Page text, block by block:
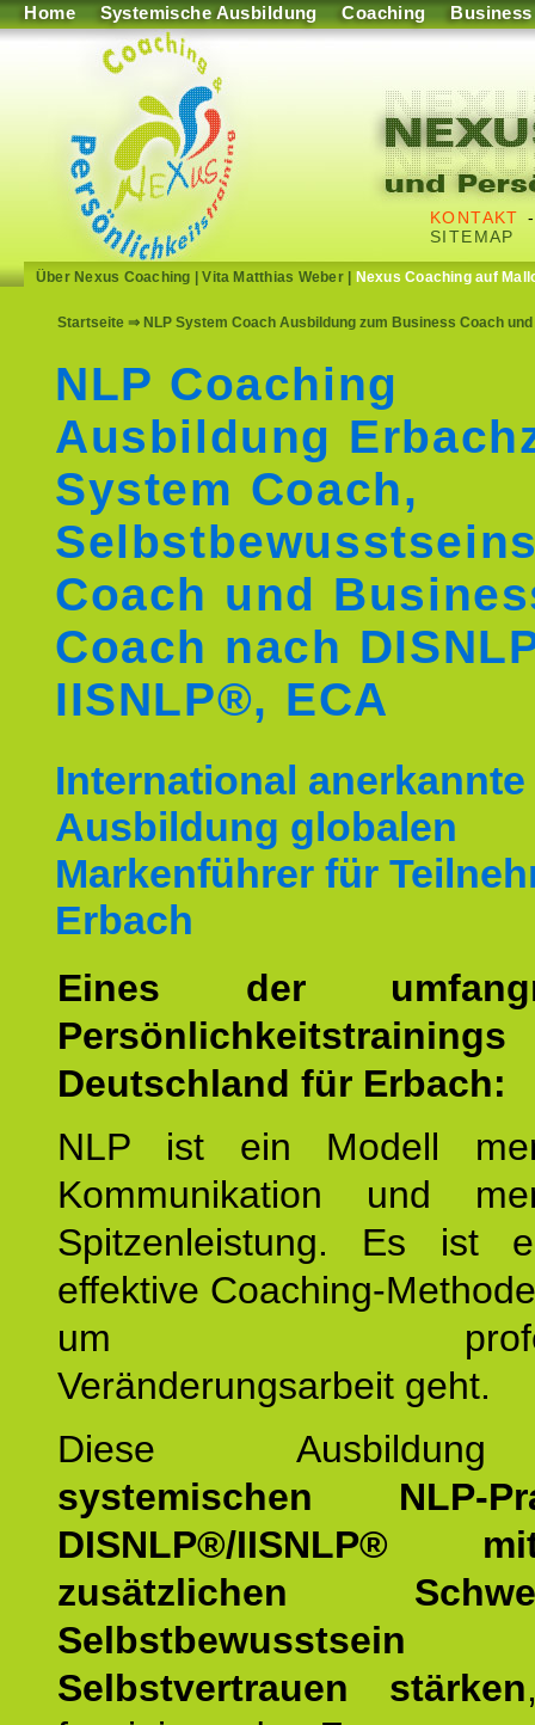
Home Systemische Ausbildung Coaching Business
KONTAKT
SITEMAP
Über Nexus Coaching |Vita Matthias Weber| Nexus Coaching auf
Startseite ⇒ NLP System Coach Ausbildung zum Business Coach
NLP Coaching
Ausbildung
System Coach,
Coach und
Coach nach
IISNLP®, ECA
International
Ausbildung globalen
Markenführer für
Erbach
Eines der
Deutschland für Erbach:
NLP ist ein Modell
Kommunikation und
Spitzenleistung. Es ist
effektive Coaching-
um
Veränderungsarbeit geht.
Diese
systemischen NLP-
DISNLP®/IISNLP®
zusätzlichen
Selbstvertrauen stärken